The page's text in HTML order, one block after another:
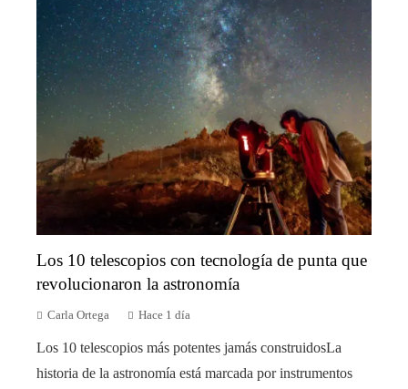
Los 10 telescopios con tecnología de punta que
revolucionaron la astronomía
Carla Ortega Hace 1 día
Los 10 telescopios más potentes jamás construidosLa
historia de la astronomía está marcada por instrumentos